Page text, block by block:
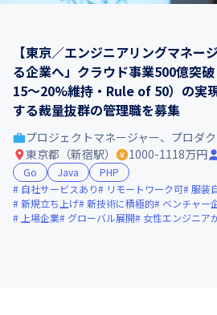
【東京／エンジニアリングマネー
る企業へ」クラウド事業500億突
15〜20%維持・Rule of 50）の実
する裁量抜群の管理職を募集
プロジェクトマネージャー、プロダ
東京都（新宿駅）
1000-1118万円
Go Java
PHP
自社サービスあり
リモートワーク可 服装
新規立ち上げ 新技術に積極的 ベンチャー
上場企業
グローバル展開 女性エンジニア